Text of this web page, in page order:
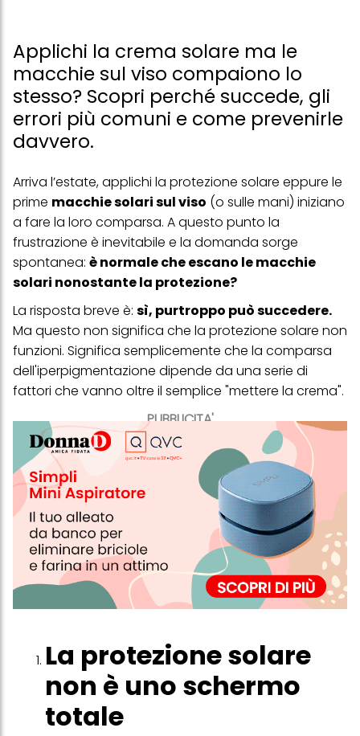
Applichi la crema solare ma le
macchie sul viso compaiono lo
stesso? Scopri perché succede, gli
errori più comuni e come prevenirle
davvero.
PUBBLICITA'
Arriva l’estate, applichi la protezione solare eppure le
prime macchie solari sul viso (o sulle mani) iniziano
a fare la loro comparsa. A questo punto la
frustrazione è inevitabile e la domanda sorge
spontanea: è normale che escano le macchie
solari nonostante la protezione?
La risposta breve è: sì, purtroppo può succedere.
Ma questo non significa che la protezione solare non
funzioni. Significa semplicemente che la comparsa
dell'iperpigmentazione dipende da una serie di
fattori che vanno oltre il semplice "mettere la crema".
La protezione solare
non è uno schermo
totale